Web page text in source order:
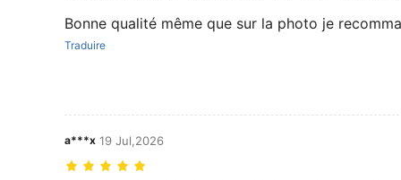
Bonne qualité même que sur la photo je
Traduire
a***x 19 Jul,2026